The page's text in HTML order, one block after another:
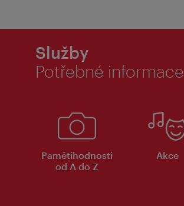
Služby
Potřebné informace
Pamětihodnosti
od A do Z
Akce